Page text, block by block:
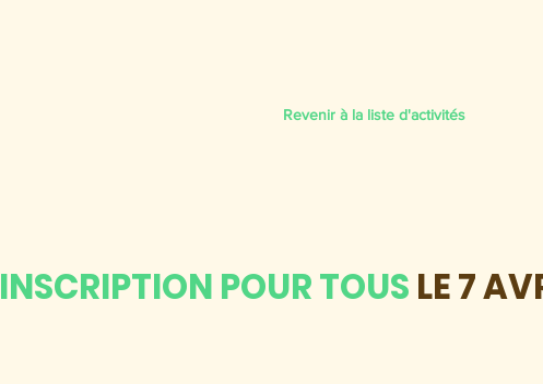
Revenir à la liste d'activités
INSCRIPTION POUR TOUS LE 7